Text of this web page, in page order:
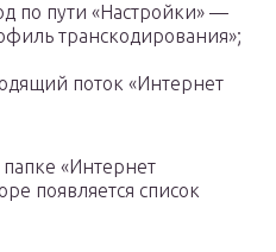
по пути «Настройки» —
транскодирования»;
поток «Интернет
папке «Интернет
появляется список